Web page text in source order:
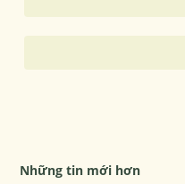
Những tin mới hơn